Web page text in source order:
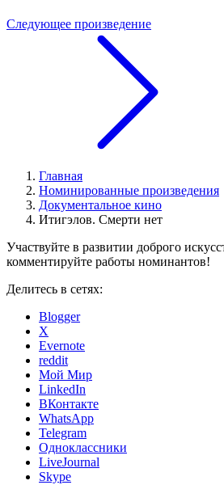
Следующее произведение
Главная
Номинированные произведения
Документальное кино
Итигэлов. Смерти нет
Участвуйте в развитии доброго
комментируйте работы номинантов!
Делитесь в сетях:
Blogger
X
Evernote
reddit
Мой Мир
LinkedIn
ВКонтакте
WhatsApp
Telegram
Одноклассники
LiveJournal
Skype